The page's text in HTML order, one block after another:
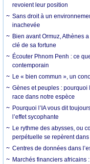
revoient leur position
Sans droit à un
inachevée
Bien avant Ormuz, Athènes
clé de sa fortune
Écouter Phnom Penh : ce
contemporain
Le « bien commun », un
Gènes et peuples :
race dans notre espèce
Pourquoi l’IA vous dit
l’effet sycophante
Le rythme des abysses, ou
perpétuelle se repèrent
Centres de données dans
Marchés financiers africains